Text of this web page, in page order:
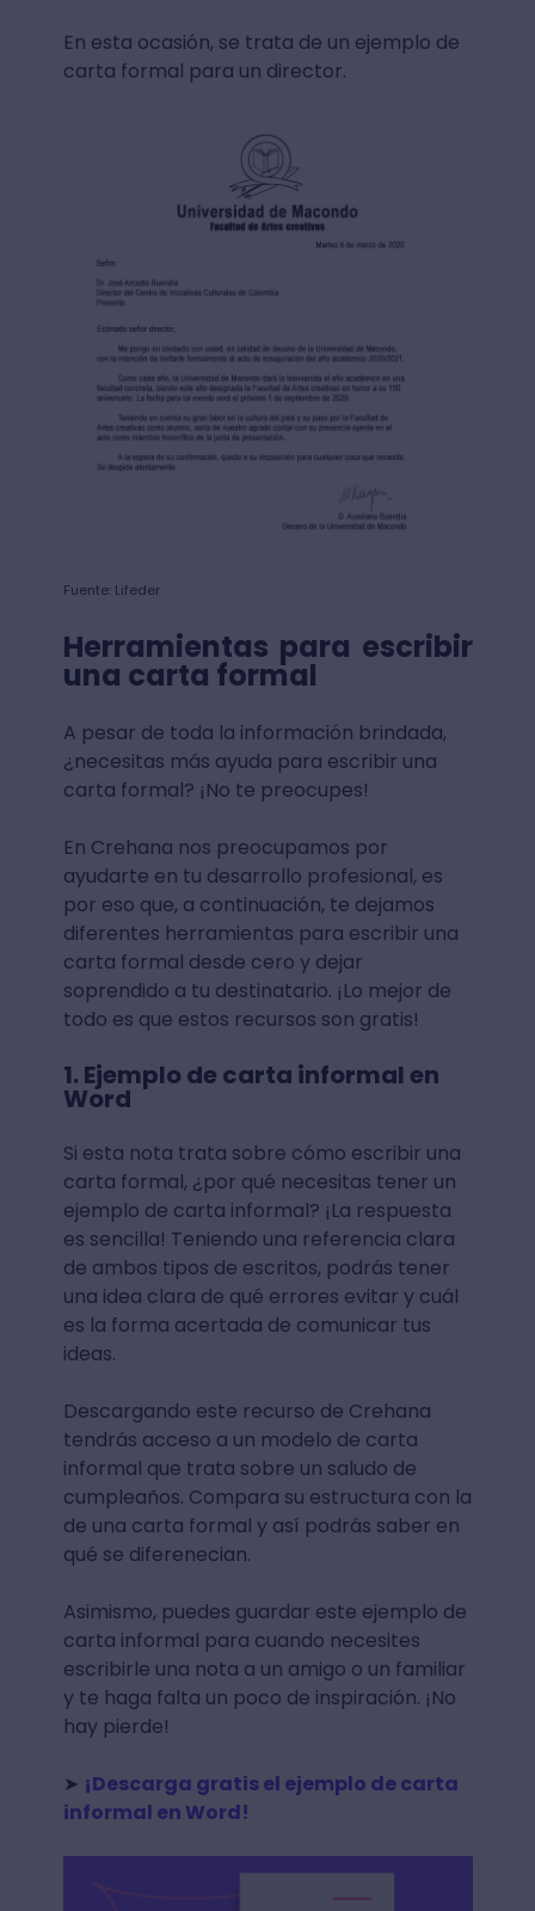
En esta ocasión, se trata de un ejemplo de
carta formal para un director.
Fuente: Lifeder
Herramientas para escribir
una carta formal
A pesar de toda la información brindada,
¿necesitas más ayuda para escribir una
carta formal? ¡No te preocupes!
En Crehana nos preocupamos por
ayudarte en tu desarrollo profesional, es
por eso que, a continuación, te dejamos
diferentes herramientas para escribir una
carta formal desde cero y dejar
soprendido a tu destinatario. ¡Lo mejor de
todo es que estos recursos son gratis!
1. Ejemplo de carta informal en
Word
Si esta nota trata sobre cómo escribir una
carta formal, ¿por qué necesitas tener un
ejemplo de carta informal? ¡La respuesta
es sencilla! Teniendo una referencia clara
de ambos tipos de escritos, podrás tener
una idea clara de qué errores evitar y cuál
es la forma acertada de comunicar tus
ideas.
Descargando este recurso de Crehana
tendrás acceso a un modelo de carta
informal que trata sobre un saludo de
cumpleaños. Compara su estructura con la
de una carta formal y así podrás saber en
qué se diferenecian.
Asimismo, puedes guardar este ejemplo de
carta informal para cuando necesites
escribirle una nota a un amigo o un familiar
y te haga falta un poco de inspiración. ¡No
hay pierde!
➤ ¡Descarga gratis el ejemplo de carta
informal en Word!